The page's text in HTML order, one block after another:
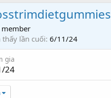
member
thấy lần cuối 6/11/24
gia
24